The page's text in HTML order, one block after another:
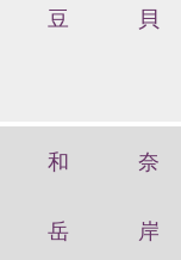
豆 貝
和 奈
岳 岸